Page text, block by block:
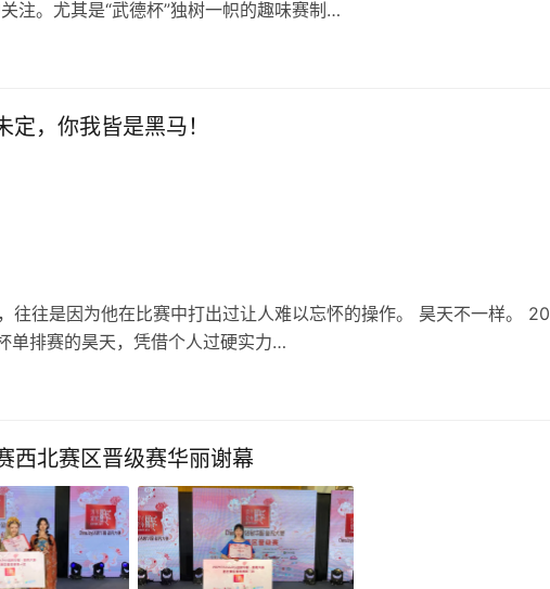
注。尤其是“武德杯”独树一帜的趣味赛制…
，你我皆是黑马！
往往是因为他在比赛中打出过让人难以忘怀的操作。 昊天不一样。
单排赛的昊天，凭借个人过硬实力…
西北赛区晋级赛华丽谢幕